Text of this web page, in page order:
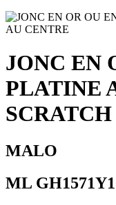
JONC EN
PLATINE
MALO
ML